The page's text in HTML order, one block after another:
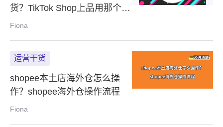
货？TikTok Shop上品用那个
ERP?
Fiona
运营干货
shopee本土店海外仓怎么操
作？shopee海外仓操作流程
Fiona